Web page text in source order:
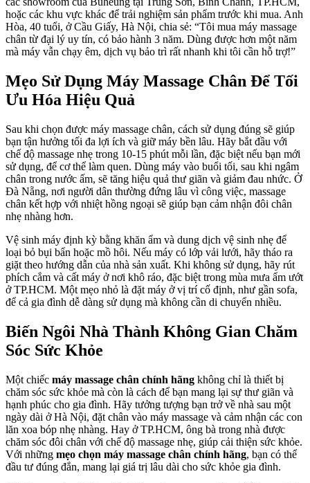
hoặc các khu vực khác để trải nghiệm sản phẩm trước khi mua. Anh
Hòa, 40 tuổi, ở Cầu Giấy, Hà Nội, chia sẻ: “Tôi mua máy massage
chân từ đại lý uy tín, có bảo hành 3 năm. Dùng được hơn một năm
mà máy vẫn chạy êm, dịch vụ bảo trì rất nhanh khi tôi cần hỗ trợ!”
Mẹo Sử Dụng Máy Massage Chân Để Tối
Ưu Hóa Hiệu Quả
Sau khi chọn được máy massage chân, cách sử dụng đúng sẽ giúp
bạn tận hưởng tối đa lợi ích và giữ máy bền lâu. Hãy bắt đầu với
chế độ massage nhẹ trong 10-15 phút mỗi lần, đặc biệt nếu bạn mới
sử dụng, để cơ thể làm quen. Dùng máy vào buổi tối, sau khi ngâm
chân trong nước ấm, sẽ tăng hiệu quả thư giãn và giảm đau nhức. Ở
Đà Nẵng, nơi người dân thường đứng lâu vì công việc, massage
chân kết hợp với nhiệt hồng ngoại sẽ giúp bạn cảm nhận đôi chân
nhẹ nhàng hơn.
Vệ sinh máy định kỳ bằng khăn ẩm và dung dịch vệ sinh nhẹ để
loại bỏ bụi bẩn hoặc mồ hôi. Nếu máy có lớp vải lưới, hãy tháo ra
giặt theo hướng dẫn của nhà sản xuất. Khi không sử dụng, hãy rút
phích cắm và cất máy ở nơi khô ráo, đặc biệt trong mùa mưa ẩm ướt
ở TP.HCM. Một mẹo nhỏ là đặt máy ở vị trí cố định, như gần sofa,
để cả gia đình dễ dàng sử dụng mà không cần di chuyển nhiều.
Biến Ngôi Nhà Thành Không Gian Chăm
Sóc Sức Khỏe
Một chiếc máy massage chân chính hãng không chỉ là thiết bị
chăm sóc sức khỏe mà còn là cách để bạn mang lại sự thư giãn và
hạnh phúc cho gia đình. Hãy tưởng tượng bạn trở về nhà sau một
ngày dài ở Hà Nội, đặt chân vào máy massage và cảm nhận các con
lăn xoa bóp nhẹ nhàng. Hay ở TP.HCM, ông bà trong nhà được
chăm sóc đôi chân với chế độ massage nhẹ, giúp cải thiện sức khỏe.
Với những mẹo chọn máy massage chân chính hãng, bạn có thể
đầu tư đúng đắn, mang lại giá trị lâu dài cho sức khỏe gia đình.